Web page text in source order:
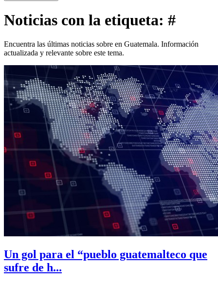
Noticias con la etiqueta: #
Encuentra las últimas noticias sobre en Guatemala. Información
actualizada y relevante sobre este tema.
Un gol para el “pueblo guatemalteco que
sufre de h...